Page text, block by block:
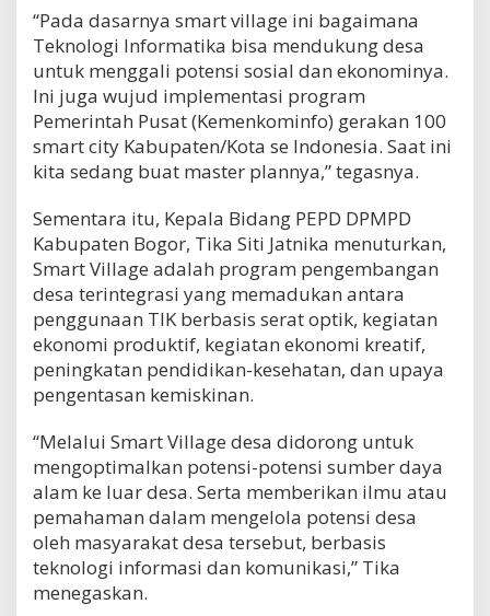
“Pada dasarnya smart village ini bagaimana
Teknologi Informatika bisa mendukung desa
untuk menggali potensi sosial dan ekonominya.
Ini juga wujud implementasi program
Pemerintah Pusat (Kemenkominfo) gerakan 100
smart city Kabupaten/Kota se Indonesia. Saat ini
kita sedang buat master plannya,” tegasnya.
Sementara itu, Kepala Bidang PEPD DPMPD
Kabupaten Bogor, Tika Siti Jatnika menuturkan,
Smart Village adalah program pengembangan
desa terintegrasi yang memadukan antara
penggunaan TIK berbasis serat optik, kegiatan
ekonomi produktif, kegiatan ekonomi kreatif,
peningkatan pendidikan-kesehatan, dan upaya
pengentasan kemiskinan.
“Melalui Smart Village desa didorong untuk
mengoptimalkan potensi-potensi sumber daya
alam ke luar desa. Serta memberikan ilmu atau
pemahaman dalam mengelola potensi desa
oleh masyarakat desa tersebut, berbasis
teknologi informasi dan komunikasi,” Tika
menegaskan.